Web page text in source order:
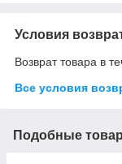
Условия
Возврат товара в
Все условия
Подобные